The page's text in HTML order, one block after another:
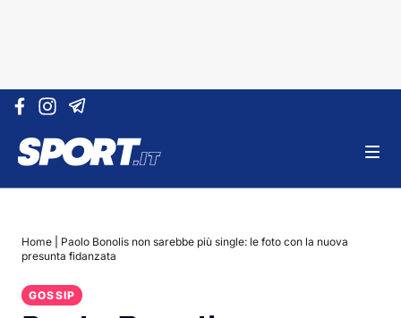
Vai al contenuto
Home
Paolo Bonolis non sarebbe più single: le foto con la nuova
presunta fidanzata
GOSSIP